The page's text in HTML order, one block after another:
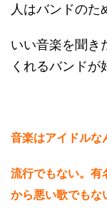
人はバンドのた
いい音楽を聞き
くれるバンドが
音楽はアイドルな
流行でもない。有
から悪い歌でもな